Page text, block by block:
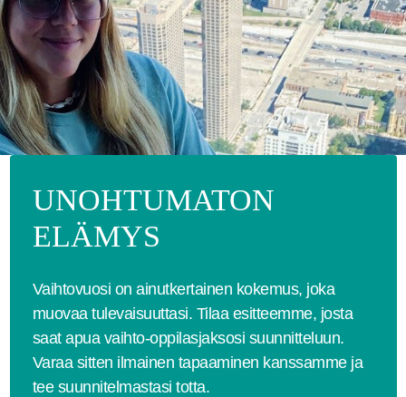
UNOHTUMATON
ELÄMYS
Vaihtovuosi on ainutkertainen kokemus, joka
muovaa tulevaisuuttasi. Tilaa esitteemme, josta
saat apua vaihto-oppilasjaksosi suunnitteluun.
Varaa sitten ilmainen tapaaminen kanssamme ja
tee suunnitelmastasi totta.